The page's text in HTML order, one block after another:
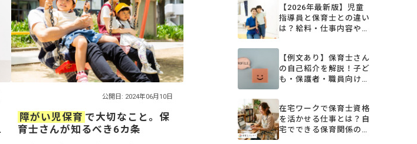
公開日: 2024年06月10日
障がい児保育 で大切なこと。保
育士さんが知るべき6カ条
【2026年最新版】児童
指導員と保育士との違い
は？給料・仕事内容や任
【例文あり】保育士さん
の自己紹介を解説！子ど
も・保護者・職員向けの
在宅ワークで保育士資格
を活かせる仕事とは？自
宅でできる保育関係の仕